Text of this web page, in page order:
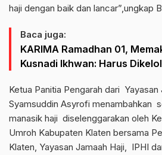
haji dengan baik dan lancar”,ungkap
Baca juga:
KARIMA Ramadhan 01,
Kusnadi Ikhwan: Harus
Ketua Panitia Pengarah dari Yayasan
Syamsuddin Asyrofi menambahkan
manasik haji diselenggarakan oleh
Umroh Kabupaten Klaten bersama
Klaten, Yayasan Jamaah Haji, IPHI